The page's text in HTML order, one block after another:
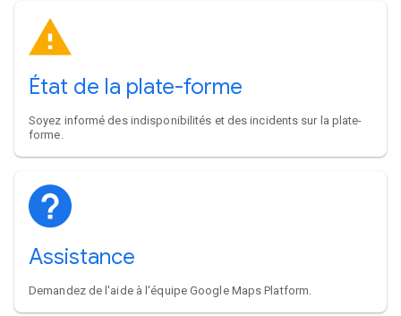
État de la plate-forme
Soyez informé des indisponibilités et des incidents sur la plate-
forme.
Assistance
Demandez de l'aide à l'équipe Google Maps Platform.